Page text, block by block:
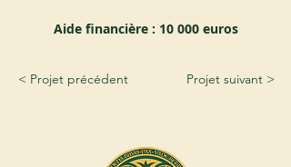
Aide financière : 10 000 euros
< Projet précédent Projet suivant >